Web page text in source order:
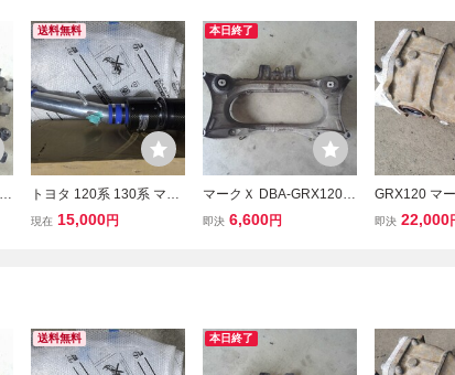
送料無料
トヨタ 120系 130系 マー
クX 18系20系 ISGS250 4
現在 15,000円
本日終了
マークＸ DBA-GRX120
フロントメンバー Fメン
即決 6,600円
GRX120 マ
フ 105663km
即決 22,000
送料無料 本日終了